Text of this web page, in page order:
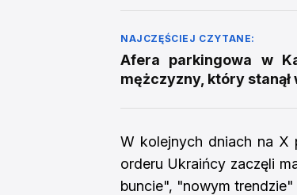
NAJCZĘŚCIEJ CZYTANE:
Afera parkingowa w
mężczyzny, który
W kolejnych dniach na X
orderu Ukraińcy zaczęli
buncie", "nowym